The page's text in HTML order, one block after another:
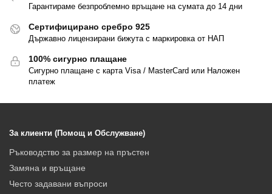
Гарантираме безпроблемно връщане на сумата до 14 дни
Сертифицирано сребро 925
Държавно лицензирани бижута с маркировка от НАП
100% сигурно плащане
Сигурно плащане с карта Visa / MasterCard или Наложен
платеж
За клиенти (Помощ и Обслужване)
Ръководство за размер на пръстен
Замяна и връщане
Често задавани въпроси